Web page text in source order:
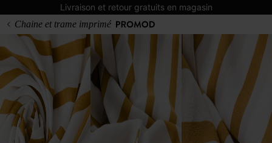
Livraison et retour gratuits en magasin
Chaine et trame imprimé